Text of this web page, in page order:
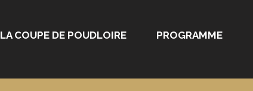
LA COUPE DE POUDLOIRE PROGRAMME